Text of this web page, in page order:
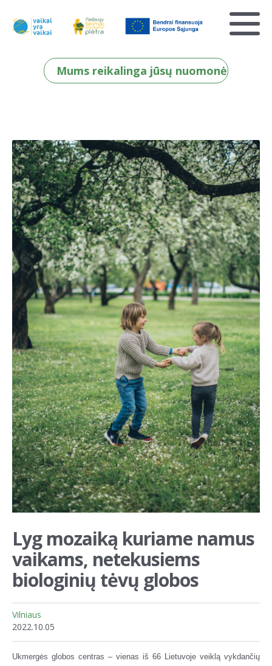
Mums reikalinga jūsų nuomonė
Lyg mozaiką kuriame namus
vaikams, netekusiems
biologinių tėvų globos
Vilniaus
2022.10.05
Ukmergės globos centras – vienas iš 66 Lietuvoje veiklą vykdančių